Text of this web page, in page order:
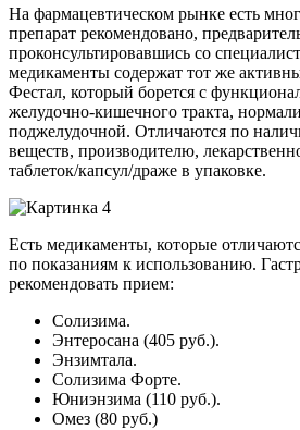
На фармацевтическом рынке есть
препарат рекомендовано,
проконсультировавшись со
медикаменты содержат тот же
Фестал, который борется с
желудочно-кишечного тракта,
поджелудочной. Отличаются по
веществ, производителю,
таблеток/капсул/драже в упаковке.
Есть медикаменты, которые
по показаниям к использованию.
рекомендовать прием:
Солизима.
Энтеросана (405 руб.).
Энзимтала.
Солизима Форте.
Юниэнзима (110 руб.).
Омез (80 руб.)